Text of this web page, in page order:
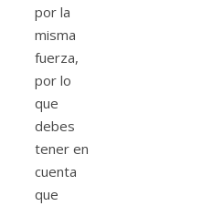
por la
misma
fuerza,
por lo
que
debes
tener en
cuenta
que